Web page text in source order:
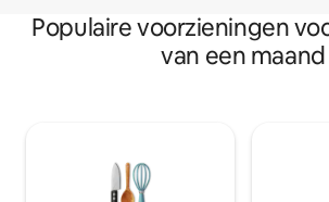
Populaire voorzieningen
van een maand